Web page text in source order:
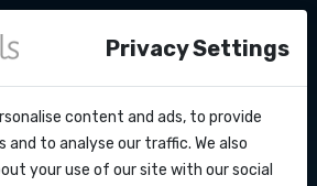
API nach
Privacy Settings
content and ads, to provide
to analyse our traffic. We also
your use of our site with our social